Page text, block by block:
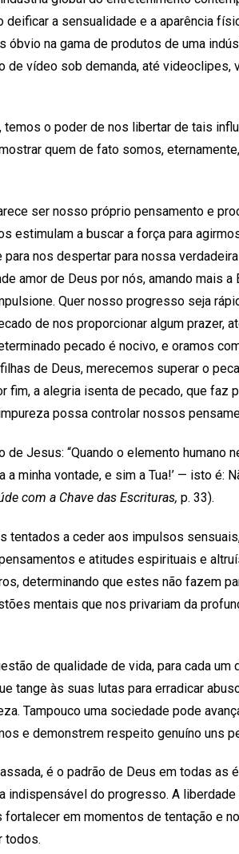
a sensualidade e a aparência
óbvio na gama de produtos de uma
vídeo sob demanda, até videoclipes,
temos o poder de nos libertar de tais
quem de fato somos,
ser nosso próprio pensamento e
estimulam a buscar a força para
nos despertar para nossa
amor de Deus por nós, amando mais a
Quer nosso progresso seja
de nos proporcionar algum prazer,
pecado é nocivo, e oramos
de Deus, merecemos superar o
fim, a alegria isenta de pecado, que faz
possa controlar nossos
Jesus: “Quando o elemento humano
minha vontade, e sim a Tua!’ — isto é:
com a Chave das Escrituras, p. 33).
tentados a ceder aos impulsos
e atitudes espirituais e
determinando que estes não fazem
mentais que nos privariam da
de qualidade de vida, para cada
tange às suas lutas para erradicar
Tampouco uma sociedade pode
e demonstrem respeito genuíno uns
é o padrão de Deus em todas as
indispensável do progresso. A
fortalecer em momentos de tentação e
todos.